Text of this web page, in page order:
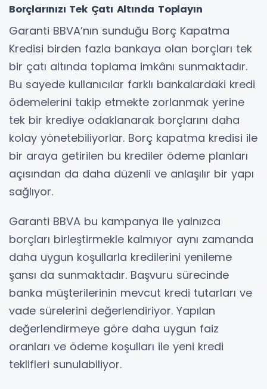
Borçlarınızı Tek Çatı Altında Toplayın
Garanti BBVA’nın sunduğu Borç Kapatma
Kredisi birden fazla bankaya olan borçları tek
bir çatı altında toplama imkânı sunmaktadır.
Bu sayede kullanıcılar farklı bankalardaki kredi
ödemelerini takip etmekte zorlanmak yerine
tek bir krediye odaklanarak borçlarını daha
kolay yönetebiliyorlar. Borç kapatma kredisi ile
bir araya getirilen bu krediler ödeme planları
açısından da daha düzenli ve anlaşılır bir yapı
sağlıyor.
Garanti BBVA bu kampanya ile yalnızca
borçları birleştirmekle kalmıyor aynı zamanda
daha uygun koşullarla kredilerini yenileme
şansı da sunmaktadır. Başvuru sürecinde
banka müşterilerinin mevcut kredi tutarları ve
vade sürelerini değerlendiriyor. Yapılan
değerlendirmeye göre daha uygun faiz
oranları ve ödeme koşulları ile yeni kredi
teklifleri sunulabiliyor.